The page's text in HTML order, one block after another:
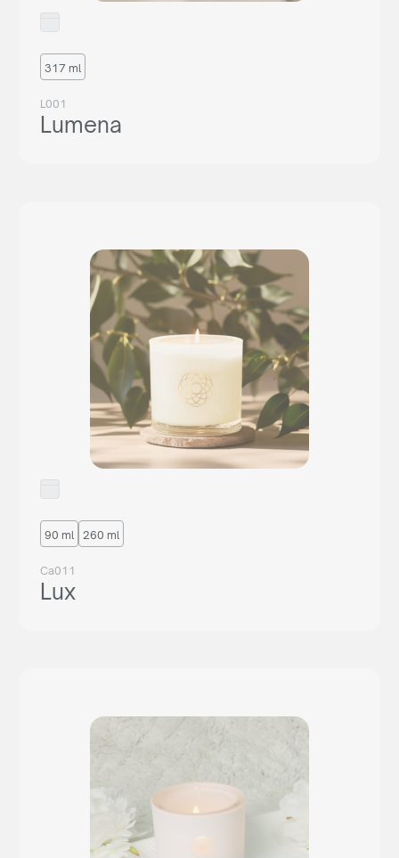
317 ml
L001
Lumena
90 ml 260 ml
Ca011
Lux